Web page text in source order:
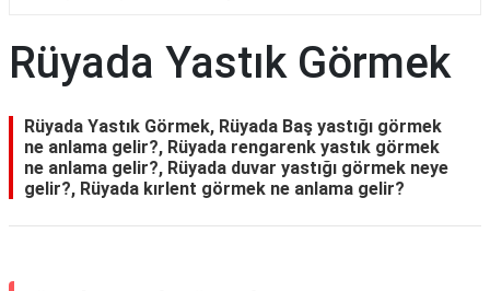
Rüyada Yastık Görmek
Rüyada Yastık Görmek, Rüyada Baş yastığı görmek
ne anlama gelir?, Rüyada rengarenk yastık görmek
ne anlama gelir?, Rüyada duvar yastığı görmek neye
gelir?, Rüyada kırlent görmek ne anlama gelir?